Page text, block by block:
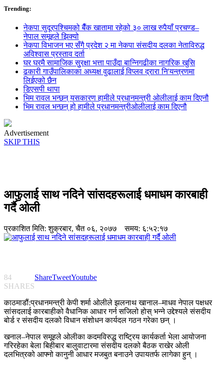
Trending:
नेकपा सुदूरपश्चिमको बैँक खातामा रहेको ३० लाख रुपैयाँ प्रचण्ड–
नेपाल समूहले झिक्य‍ो
नेकपा विभाजन भए सँगै प्रदेश २ मा नेकपा संसदीय दलका नेताविरुद्ध
अविश्वास प्रस्ताव दर्ता
घर घरमै सामाजिक सुुरक्षा भत्ता पाउँदा बान्निगढीका नागरिक खुसि
ढकारी गाउँपालिकाका अध्यक्ष वुढालाई विप्लव द्रारा नि'यन्त्रणमा
लिईएको छैन
डिएसपी थापा
भिम रावल भन्छन् यसकारण हामीले प्रधानमन्त्री ओलीलाई काम दिएनौ
भिम रावल भन्छन् हो हामीले प्रधानमन्त्रीओलीलाई काम दिएनौ
Advertisement
SKIP THIS
आफुलाई साथ नदिने सांसदहरूलाई धमाधम कारबाही
गर्दै ओली
प्रकाशित मिति:शुक्रबार, चैत ०६, २०७७ समय: ६:५२:१७
84
SHARES
ShareTweetYoutube
काठमाडौं:प्रधानमन्त्री केपी शर्मा ओलीले झलनाथ खानाल–माधव नेपाल पक्षधर
सांसदलाई कारबाहीको वैधानिक आधार गर्न सजिलो होस् भन्ने उद्देश्यले संसदीय
बोर्ड र संसदीय दलको विधान संशोधन कार्यदल गठन गरेका छन् ।
खनाल–नेपाल समूहले ओलीका कदमविरुद्ध राष्ट्रिय कार्यकर्ता भेला आयोजना
गरिरहेका बेला बिहीबार बालुवाटारमा संसदीय दलको बैठक राखेर ओली
दलभित्रको आफ्नो कानुनी आधार मजबुत बनाउने उपायतर्फ लागेका हुन् ।